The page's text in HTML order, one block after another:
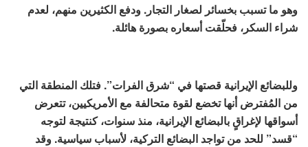
وهو ما تسبب بخسائر لصغار التجار. ودفع الكثيرين منهم، لعدم
شراء السكر، فحلّقت أسعاره بصورة هائلة.
وللبضائع الإيرانية قصتها في “شرق الفرات”. فتلك المنطقة التي
من المُفترض أنها تخضع لقوة متحالفة مع الأمريكيين، تتعرض
أسواقها لإغراقٍ بالبضائع الإيرانية، منذ سنوات، كنتيجة لتوجه
“قسد” للحد من تواجد البضائع التركية، لأسباب سياسية. وقد